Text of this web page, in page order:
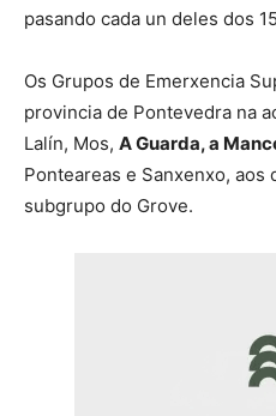
pasando cada un deles dos
Os Grupos de Emerxencia
provincia de Pontevedra na
Lalín, Mos, A Guarda, a
Ponteareas e Sanxenxo, aos
subgrupo do Grove.